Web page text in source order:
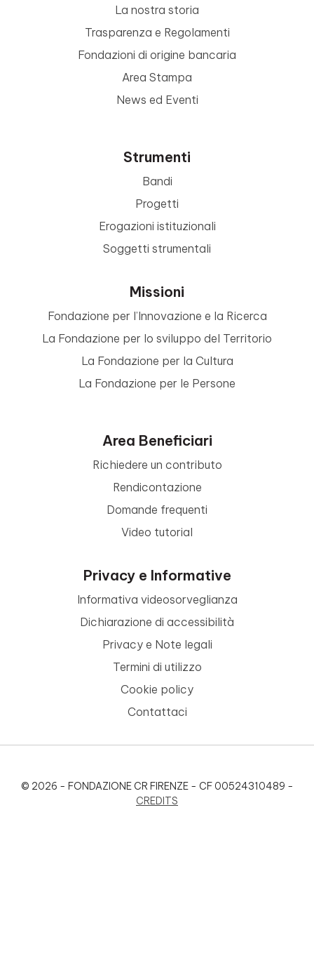
La nostra storia
Trasparenza e Regolamenti
Fondazioni di origine bancaria
Area Stampa
News ed Eventi
Strumenti
Bandi
Progetti
Erogazioni istituzionali
Soggetti strumentali
Missioni
Fondazione per l’Innovazione e la Ricerca
La Fondazione per lo sviluppo del Territorio
La Fondazione per la Cultura
La Fondazione per le Persone
Area Beneficiari
Richiedere un contributo
Rendicontazione
Domande frequenti
Video tutorial
Privacy e Informative
Informativa videosorveglianza
Dichiarazione di accessibilità
Privacy e Note legali
Termini di utilizzo
Cookie policy
Contattaci
© 2026 - FONDAZIONE CR FIRENZE - CF 00524310489 -
CREDITS